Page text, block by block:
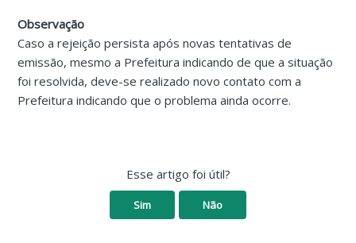
Observação
Caso a rejeição persista após novas tentativas de
emissão, mesmo a Prefeitura indicando de que a situação
foi resolvida, deve-se realizado novo contato com a
Prefeitura indicando que o problema ainda ocorre.
Esse artigo foi útil?
Sim Não